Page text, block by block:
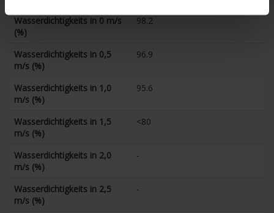
Wasserdichtigkeits in 0 m/s
(%)
98.2
Wasserdichtigkeits in 0,5
m/s (%)
96.9
Wasserdichtigkeits in 1,0
m/s (%)
95.6
Wasserdichtigkeits in 1,5
m/s (%)
<80
Wasserdichtigkeits in 2,0
m/s (%)
-
Wasserdichtigkeits in 2,5
m/s (%)
-